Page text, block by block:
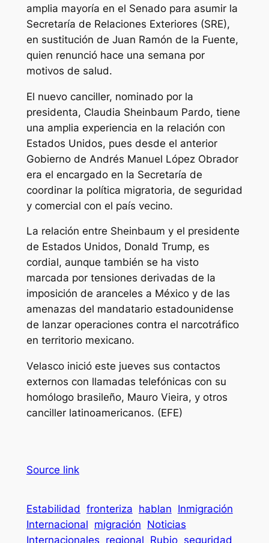
amplia mayoría en el Senado para asumir la
Secretaría de Relaciones Exteriores (SRE),
en sustitución de Juan Ramón de la Fuente,
quien renunció hace una semana por
motivos de salud.
El nuevo canciller, nominado por la
presidenta, Claudia Sheinbaum Pardo, tiene
una amplia experiencia en la relación con
Estados Unidos, pues desde el anterior
Gobierno de Andrés Manuel López Obrador
era el encargado en la Secretaría de
coordinar la política migratoria, de seguridad
y comercial con el país vecino.
La relación entre Sheinbaum y el presidente
de Estados Unidos, Donald Trump, es
cordial, aunque también se ha visto
marcada por tensiones derivadas de la
imposición de aranceles a México y de las
amenazas del mandatario estadounidense
de lanzar operaciones contra el narcotráfico
en territorio mexicano.
Velasco inició este jueves sus contactos
externos con llamadas telefónicas con su
homólogo brasileño, Mauro Vieira, y otros
canciller latinoamericanos. (EFE)
Source link
Estabilidad fronteriza hablan Inmigración
Internacional migración Noticias
Internacionales regional Rubio seguridad